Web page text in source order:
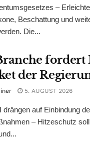
–
Beschattung und
Die...
fordert
der
5. AUGUST 2026
drängen auf Einbindung
– Hitzeschutz